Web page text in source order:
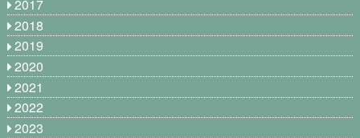
2017
2018
2019
2020
2021
2022
2023